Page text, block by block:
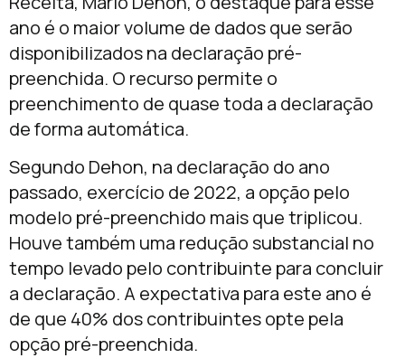
ano é o maior volume de dados que serão
disponibilizados na declaração pré-
preenchida. O recurso permite o
preenchimento de quase toda a declaração
de forma automática.
Segundo Dehon, na declaração do ano
passado, exercício de 2022, a opção pelo
modelo pré-preenchido mais que triplicou.
Houve também uma redução substancial no
tempo levado pelo contribuinte para concluir
a declaração. A expectativa para este ano é
de que 40% dos contribuintes opte pela
opção pré-preenchida.